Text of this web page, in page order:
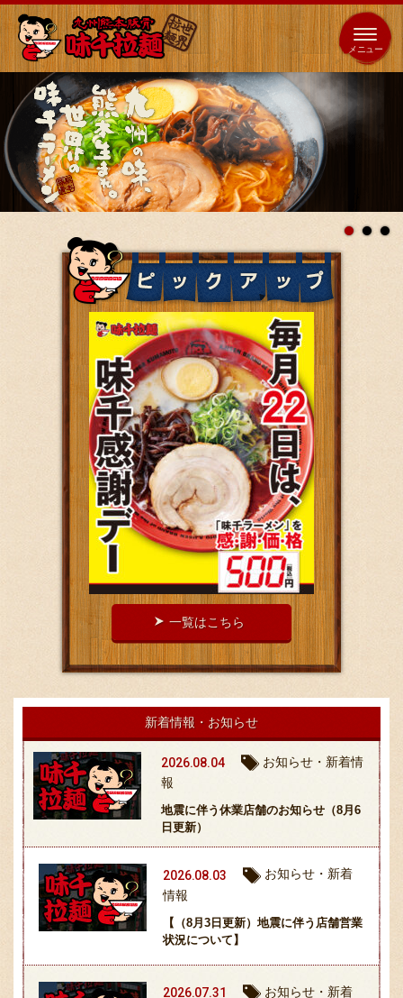
全国
展開 海外 653 店 64 店
ホーム
秘伝の味
メニュー紹介
店舗案内
味千の取り組み
お問い合わせ
ブランド一覧
会社案内
採用情報
一覧はこちら
新着情報・お知らせ
2026.08.04
お知らせ・新着情
報
地震に伴う休業店舗のお知らせ（8月6
日更新）
2026.08.03
お知らせ・新着
情報
【（8月3日更新）地震に伴う店舗営業
状況について】
2026.07.31
お知らせ・新着